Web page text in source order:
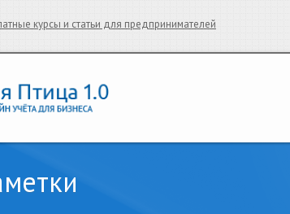
курсы и статьи для предпринимателей